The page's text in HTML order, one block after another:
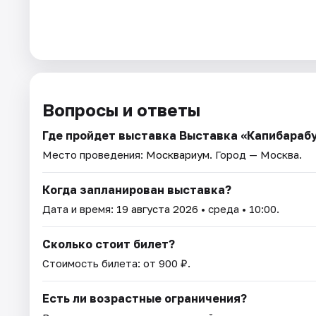
Вопросы и ответы
Где пройдет выставка Выставка
Место проведения: Москвариум. Город — Москва.
Когда запланирован выставка?
Дата и время: 19 августа 2026 • среда • 10:00.
Сколько стоит билет?
Стоимость билета: от 900 ₽.
Есть ли возрастные ограничения?